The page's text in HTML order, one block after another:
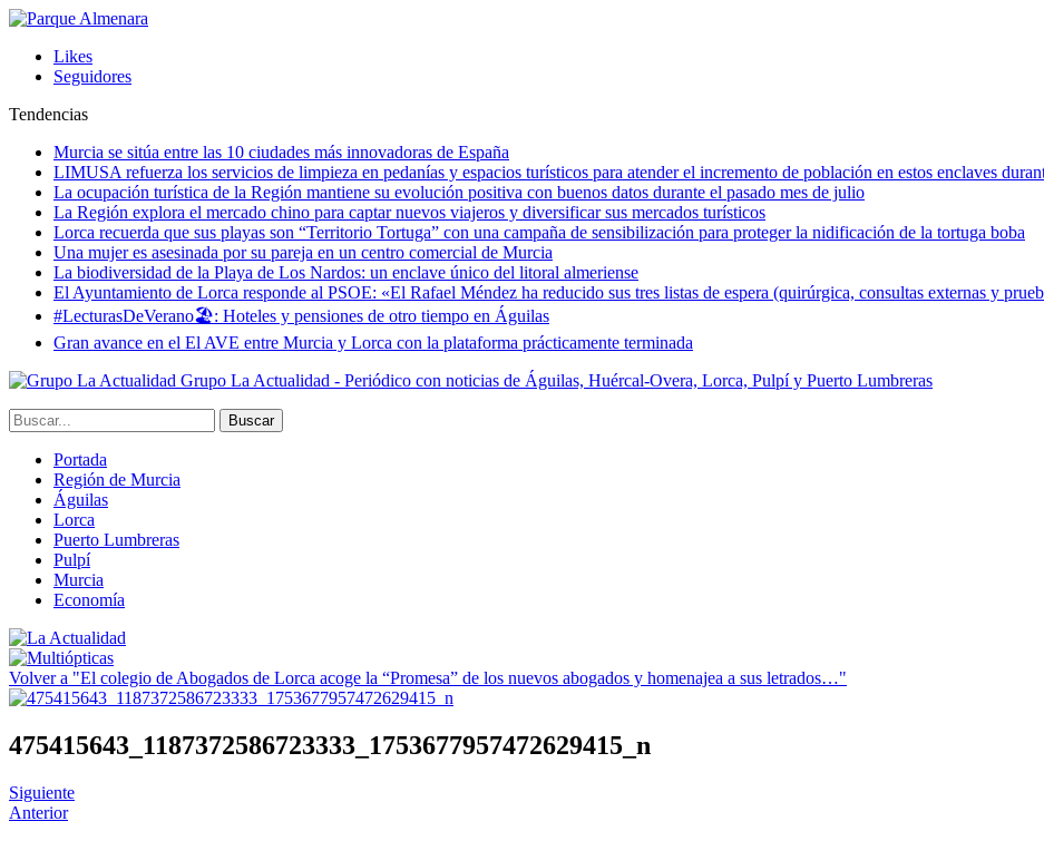
Likes
Seguidores
Tendencias
Murcia se sitúa entre las 10 ciudades más innovadoras de España
LIMUSA refuerza los servicios de limpieza en pedanías y espacios turísticos para atender el incremento de población en estos enclaves
La ocupación turística de la Región mantiene su evolución positiva con buenos datos durante el pasado mes de julio
La Región explora el mercado chino para captar nuevos viajeros y diversificar sus mercados turísticos
Lorca recuerda que sus playas son “Territorio Tortuga” con una campaña de sensibilización para proteger la nidificación de la tortuga boba
Una mujer es asesinada por su pareja en un centro comercial de Murcia
La biodiversidad de la Playa de Los Nardos: un enclave único del litoral almeriense
El Ayuntamiento de Lorca responde al PSOE: «El Rafael Méndez ha reducido sus tres listas de espera (quirúrgica, consultas externas y
#LecturasDeVerano🏖: Hoteles y pensiones de otro tiempo en Águilas
Gran avance en el El AVE entre Murcia y Lorca con la plataforma prácticamente terminada
Grupo La Actualidad - Periódico con noticias de Águilas, Huércal-Overa, Lorca, Pulpí y Puerto Lumbreras
Portada
Región de Murcia
Águilas
Lorca
Puerto Lumbreras
Pulpí
Murcia
Economía
Volver a "El colegio de Abogados de Lorca acoge la “Promesa” de los nuevos abogados y homenajea a sus letrados…"
475415643_1187372586723333_1753677957472629415_n
Siguiente
Anterior